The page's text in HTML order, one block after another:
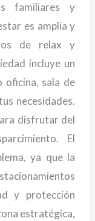
familiares y
es amplia y
de relax y
incluye un
oficina, sala de
necesidades.
disfrutar del
El
ya que la
y protección
estratégica,